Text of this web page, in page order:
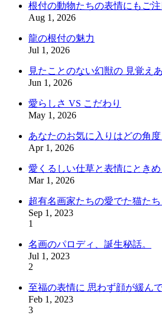
根付の動物たちの表情にもご
Aug 1, 2026
龍の根付の魅力
Jul 1, 2026
見たことのない幻獣の 見覚え
Jun 1, 2026
愛らしさ VS こだわり
May 1, 2026
あなたのお気に入りはどの角度
Apr 1, 2026
愛くるしい仕草と表情にときめ
Mar 1, 2026
超有名画家たちの愛でた猫たち
Sep 1, 2023
1
名画のパロディ、誕生秘話。
Jul 1, 2023
2
至福の表情に 思わず顔が緩ん
Feb 1, 2023
3